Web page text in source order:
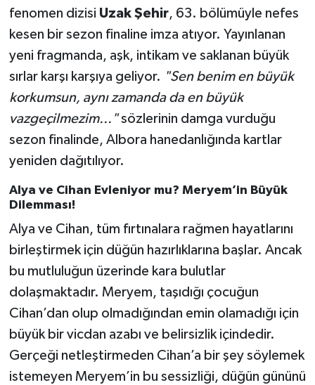
fenomen dizisi Uzak Şehir, 63. bölümüyle nefes
kesen bir sezon finaline imza atıyor. Yayınlanan
yeni fragmanda, aşk, intikam ve saklanan büyük
sırlar karşı karşıya geliyor. "Sen benim en büyük
korkumsun, aynı zamanda da en büyük
vazgeçilmezim..."sözlerinin damga vurduğu
sezon finalinde, Albora hanedanlığında kartlar
yeniden dağıtılıyor.
Alya ve Cihan Evleniyor mu? Meryem’in Büyük
Dilemması!
Alya ve Cihan, tüm fırtınalara rağmen hayatlarını
birleştirmek için düğün hazırlıklarına başlar. Ancak
bu mutluluğun üzerinde kara bulutlar
dolaşmaktadır. Meryem, taşıdığı çocuğun
Cihan’dan olup olmadığından emin olamadığı için
büyük bir vicdan azabı ve belirsizlik içindedir.
Gerçeği netleştirmeden Cihan’a bir şey söylemek
istemeyen Meryem’in bu sessizliği, düğün gününü